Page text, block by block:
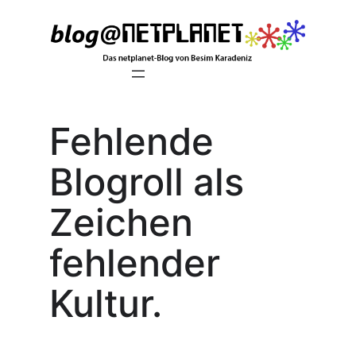
Fehlende
Blogroll als
Zeichen
fehlender
Kultur.